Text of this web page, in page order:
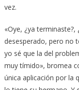
vez.
«Oye, ¿ya
desesperado, pero no
yo sé que la del
muy tímido», bromea
única aplicación por la